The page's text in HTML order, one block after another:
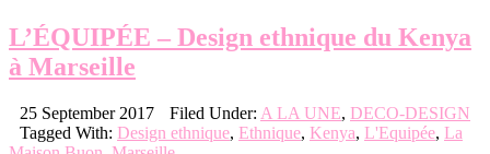
L’ÉQUIPÉE – Design ethnique du Kenya
à Marseille
25 September 2017 Filed Under: A LA UNE, DECO-DESIGN
Tagged With: Design ethnique, Ethnique, Kenya, L'Equipée, La